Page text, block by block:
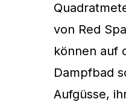
von Red
können auf
Dampfbad
Aufgüsse,